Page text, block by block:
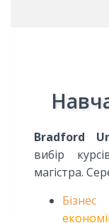
Bradford
вибір
магістра.
Бізнес